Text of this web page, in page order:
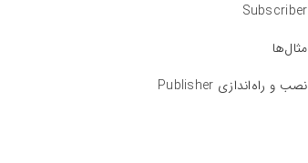
Subscriber
مثال‌ها
نصب و راه‌اندازی Publisher